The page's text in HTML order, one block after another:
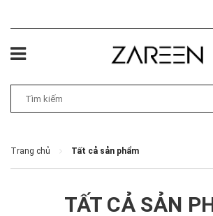
Trang chủ Tất cả sản phẩm
TẤT CẢ SẢN